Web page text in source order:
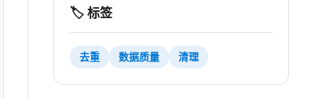
🏷️ 标签
去重 数据质量 清理